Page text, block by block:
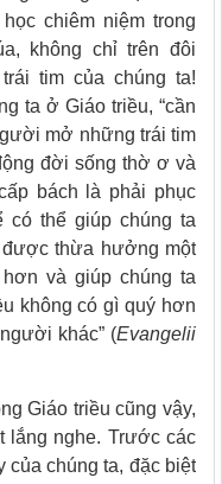
chiêm niệm trong
không chỉ trên đôi
tim của chúng ta!
ta ở Giáo triều, “cần
mở những trái tim
đời sống thờ ơ và
bách là phải phục
có thể giúp chúng ta
được thừa hưởng một
và giúp chúng ta
không có gì quý hơn
khác” (Evangelii
Giáo triều cũng vậy,
lắng nghe. Trước các
của chúng ta, đặc biệt